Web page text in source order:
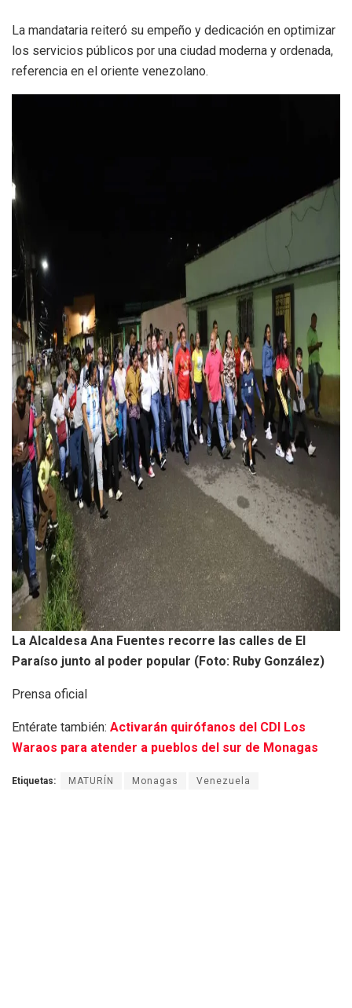
La mandataria reiteró su empeño y dedicación en optimizar
los servicios públicos por una ciudad moderna y ordenada,
referencia en el oriente venezolano.
La Alcaldesa Ana Fuentes recorre las calles de El
Paraíso junto al poder popular (Foto: Ruby González)
Prensa oficial
Entérate también: Activarán quirófanos del CDI Los
Waraos para atender a pueblos del sur de Monagas
Etiquetas: MATURÍN Monagas Venezuela